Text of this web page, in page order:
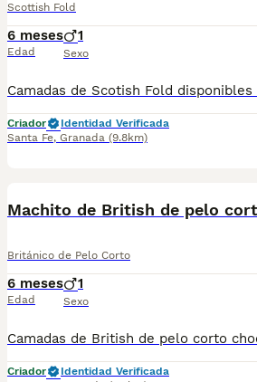
Scottish Fold
6 meses
Edad
1
Sexo
Criador
Identidad Verificada
Santa Fe, Granada (9.8km)
Machito de British de pelo
Británico de Pelo Corto
6 meses
Edad
1
Sexo
Criador
Identidad Verificada